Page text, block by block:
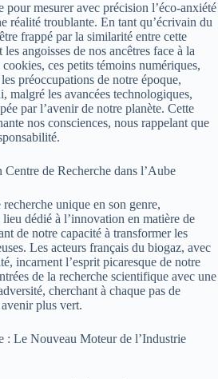
pour mesurer avec précision l’éco-anxiété
réalité troublante. En tant qu’écrivain du
frappé par la similarité entre cette
angoisses de nos ancêtres face à la
ces petits témoins numériques,
préoccupations de notre époque,
malgré les avancées technologiques,
par l’avenir de notre planète. Cette
nos consciences, nous rappelant que
de Recherche dans l’Aube
unique en son genre,
dédié à l’innovation en matière de
de notre capacité à transformer les
Les acteurs français du biogaz, avec
incarnent l’esprit picaresque de notre
de la recherche scientifique avec une
cherchant à chaque pas de
plus vert.
: Le Nouveau Moteur de l’Industrie